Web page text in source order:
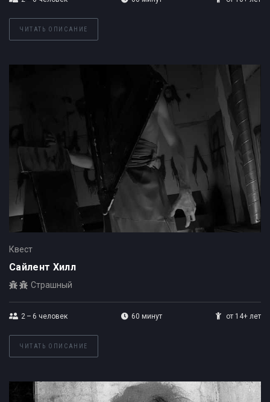
ЧИТАТЬ ОПИСАНИЕ
Квест
Сайлент Хилл
Страшный
2 – 6 человек 60 минут от 14+ лет
ЧИТАТЬ ОПИСАНИЕ